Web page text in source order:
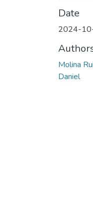
Date
2024-
Molina
Daniel